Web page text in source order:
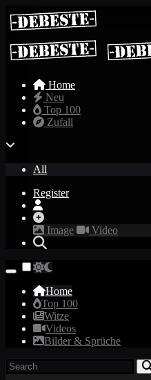
Home
Neu
Top 100
Zufall
All
Register
Image Video
Home
Top 100
Witze
Videos
Bilder & Sprüche